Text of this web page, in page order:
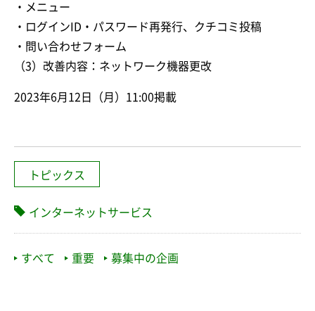
・メニュー
・ログインID・パスワード再発行、クチコミ投稿
・問い合わせフォーム
（3）改善内容：ネットワーク機器更改
2023年6月12日（月）11:00掲載
トピックス
インターネットサービス
すべて 重要 募集中の企画